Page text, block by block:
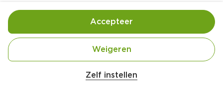
Handige informatie over dit product
Nutri-Score D
Zelf instellen
Weigeren
Accepteer